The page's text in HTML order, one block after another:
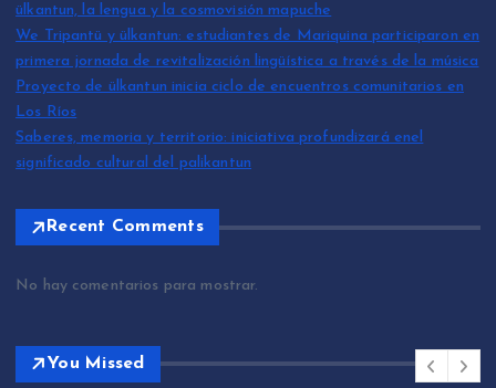
ülkantun, la lengua y la cosmovisión mapuche
We Tripantü y ülkantun: estudiantes de Mariquina participaron en
primera jornada de revitalización lingüística a través de la música
Proyecto de ülkantun inicia ciclo de encuentros comunitarios en
Los Ríos
Saberes, memoria y territorio: iniciativa profundizará enel
significado cultural del palikantun
Recent Comments
No hay comentarios para mostrar.
You Missed